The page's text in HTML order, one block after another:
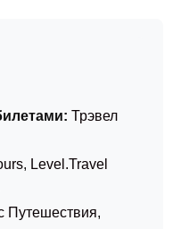
Трэвел
, Level.Travel
Путешествия,